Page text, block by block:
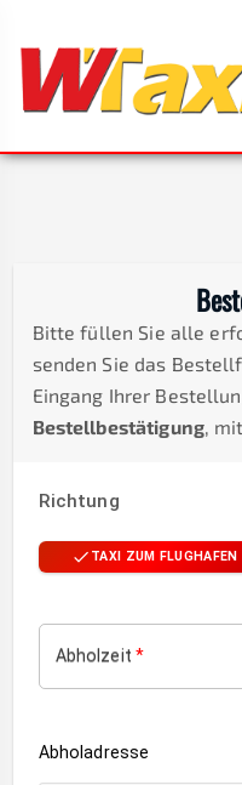
Bitte füllen Sie alle
senden Sie das
Eingang Ihrer
Bestellbestätigung,
Richtung
TAXI ZUM FLUGHAFEN
Abholzeit *
Abholadresse